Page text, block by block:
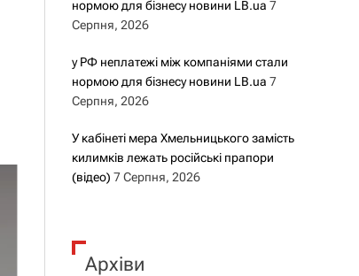
нормою для бізнесу новини LB.ua 7
Серпня, 2026
у РФ неплатежі між компаніями стали
нормою для бізнесу новини LB.ua 7
Серпня, 2026
У кабінеті мера Хмельницького замість
килимків лежать російські прапори
(відео) 7 Серпня, 2026
Архіви